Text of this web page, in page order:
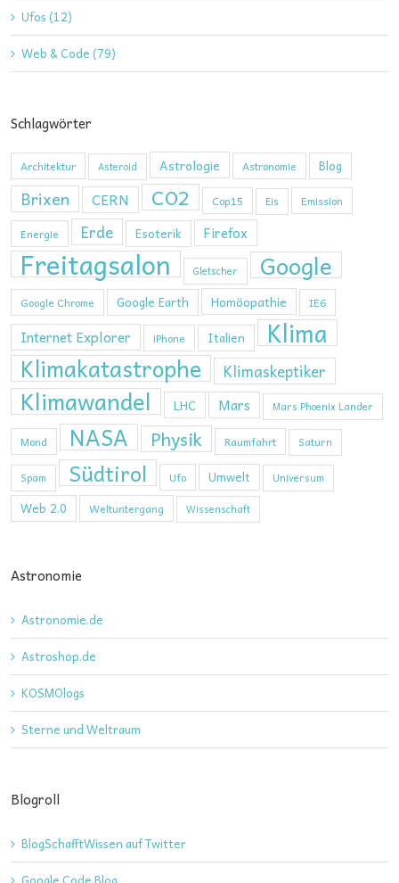
Ufos (12)
Web & Code (79)
Schlagwörter
Architektur Asteroid Astrologie Astronomie Blog
Brixen CERN CO2 Cop15 Eis
Emission
Energie
Erde Esoterik Firefox
Freitagsalon Gletscher Google
Google Chrome Google Earth Homöopathie IE6
Internet Explorer iPhone Italien Klima
Klimakatastrophe Klimaskeptiker
Klimawandel LHC Mars Mars Phoenix Lander
Mond NASA Physik Raumfahrt Saturn
Spam Südtirol Ufo Umwelt Universum
Web 2.0 Weltuntergang Wissenschaft
Astronomie
Astronomie.de
Astroshop.de
KOSMOlogs
Sterne und Weltraum
Blogroll
BlogSchafftWissen auf Twitter